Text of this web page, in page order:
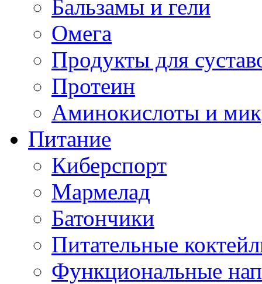
Бальзамы и гели
Омега
Продукты для
Протеин
Аминокислоты и
Питание
Киберспорт
Мармелад
Батончики
Питательные
Функциональные